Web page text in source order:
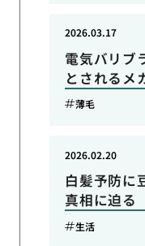
電気バリブ
とされるメ
2026.03.17
薄毛
白髪予防に
真相に迫る
2026.02.20
生活